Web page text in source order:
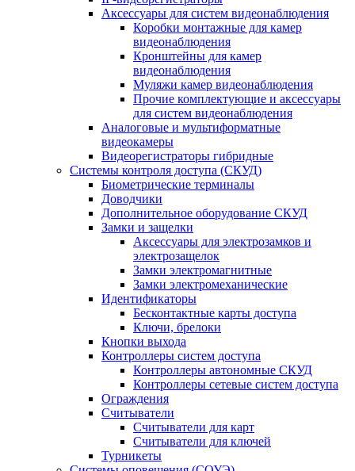
Аксессуары для систем видеонаблюдения
Коробки монтажные для камер
видеонаблюдения
Кронштейны для камер
видеонаблюдения
Муляжи камер видеонаблюдения
Прочие комплектующие и аксессуары
для систем видеонаблюдения
Аналоговые и мультиформатные
видеокамеры
Видеорегистраторы гибридные
Системы контроля доступа (СКУД)
Биометрические терминалы
Доводчики
Дополнительное оборудование СКУД
Замки и защелки
Аксессуары для электрозамков и
электрозащелок
Замки электромагнитные
Замки электромеханические
Идентификаторы
Бесконтактные карты доступа
Ключи, брелоки
Кнопки выхода
Контроллеры систем доступа
Контроллеры автономные СКУД
Контроллеры сетевые систем доступа
Ограждения
Считыватели
Считыватели для карт
Считыватели для ключей
Турникеты